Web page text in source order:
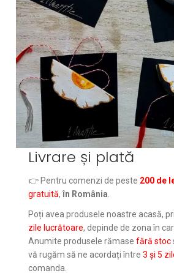
Livrare și plată
👉 Pentru comenzi de peste 200 de
gratuită,în România
Poți avea produsele noastre acasă,
zile lucrătoare, depinde de zona în
Anumite produsele rămasefără stoc
vă rugăm să ne acordați între3 și 5
comanda.